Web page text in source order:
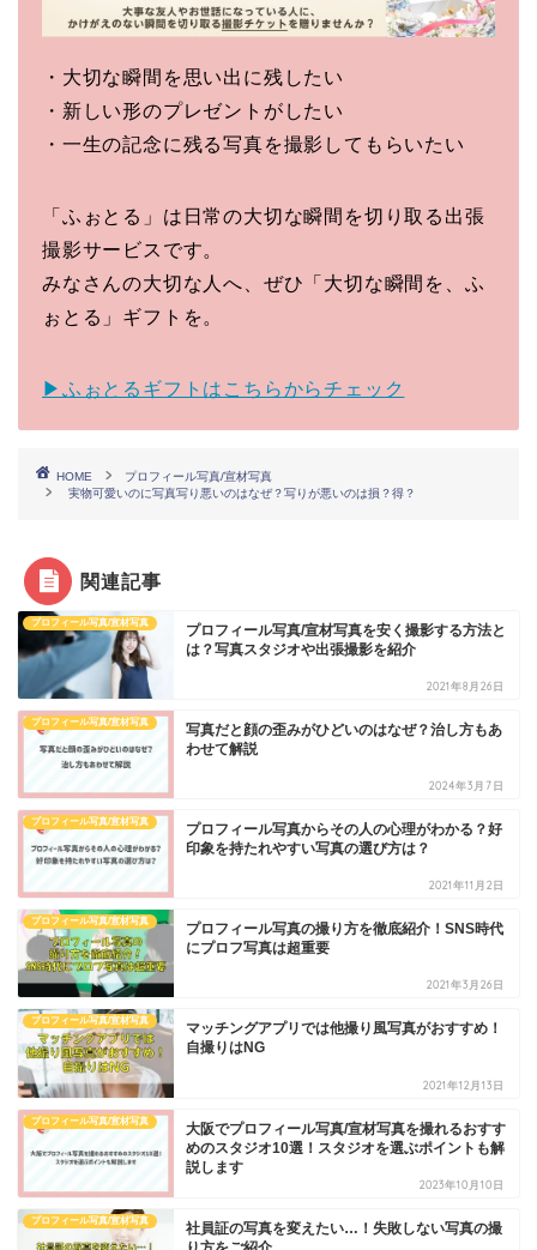
・大切な瞬間を思い出に残したい
・新しい形のプレゼントがしたい
・一生の記念に残る写真を撮影してもらいたい
「ふぉとる」は日常の大切な瞬間を切り取る出張
撮影サービスです。
みなさんの大切な人へ、ぜひ「大切な瞬間を、ふ
ぉとる」ギフトを。
▶ふぉとるギフトはこちらからチェック
HOME
プロフィール写真/宣材写真
実物可愛いのに写真写り悪いのはなぜ？写りが悪いのは損？得？
関連記事
プロフィール写真/宣材写真
プロフィール写真/宣材写真を安く撮影する方法と
は？写真スタジオや出張撮影を紹介
2021年8月26日
プロフィール写真/宣材写真
写真だと顔の歪みがひどいのはなぜ？治し方もあ
わせて解説
2024年3月7日
プロフィール写真/宣材写真
プロフィール写真からその人の心理がわかる？好
印象を持たれやすい写真の選び方は？
2021年11月2日
プロフィール写真/宣材写真
プロフィール写真の撮り方を徹底紹介！SNS時代
にプロフ写真は超重要
2021年3月26日
プロフィール写真/宣材写真
マッチングアプリでは他撮り風写真がおすすめ！
自撮りはNG
2021年12月13日
プロフィール写真/宣材写真
大阪でプロフィール写真/宣材写真を撮れるおすす
めのスタジオ10選！スタジオを選ぶポイントも解
説します
2023年10月10日
プロフィール写真/宣材写真
社員証の写真を変えたい…！失敗しない写真の撮